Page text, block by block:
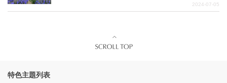
2024-07-05
特色主題列表